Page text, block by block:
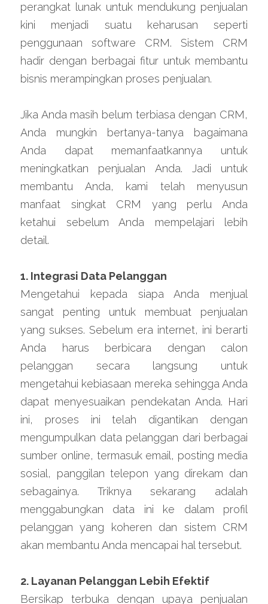
perangkat lunak untuk mendukung penjualan
kini menjadi suatu keharusan seperti
penggunaan software CRM. Sistem CRM
hadir dengan berbagai fitur untuk membantu
bisnis merampingkan proses penjualan.
Jika Anda masih belum terbiasa dengan CRM,
Anda mungkin bertanya-tanya bagaimana
Anda dapat memanfaatkannya untuk
meningkatkan penjualan Anda. Jadi untuk
membantu Anda, kami telah menyusun
manfaat singkat CRM yang perlu Anda
ketahui sebelum Anda mempelajari lebih
detail.
1. Integrasi Data Pelanggan
Mengetahui kepada siapa Anda menjual
sangat penting untuk membuat penjualan
yang sukses. Sebelum era internet, ini berarti
Anda harus berbicara dengan calon
pelanggan secara langsung untuk
mengetahui kebiasaan mereka sehingga Anda
dapat menyesuaikan pendekatan Anda. Hari
ini, proses ini telah digantikan dengan
mengumpulkan data pelanggan dari berbagai
sumber online, termasuk email, posting media
sosial, panggilan telepon yang direkam dan
sebagainya. Triknya sekarang adalah
menggabungkan data ini ke dalam profil
pelanggan yang koheren dan sistem CRM
akan membantu Anda mencapai hal tersebut.
2. Layanan Pelanggan Lebih Efektif
Bersikap terbuka dengan upaya penjualan